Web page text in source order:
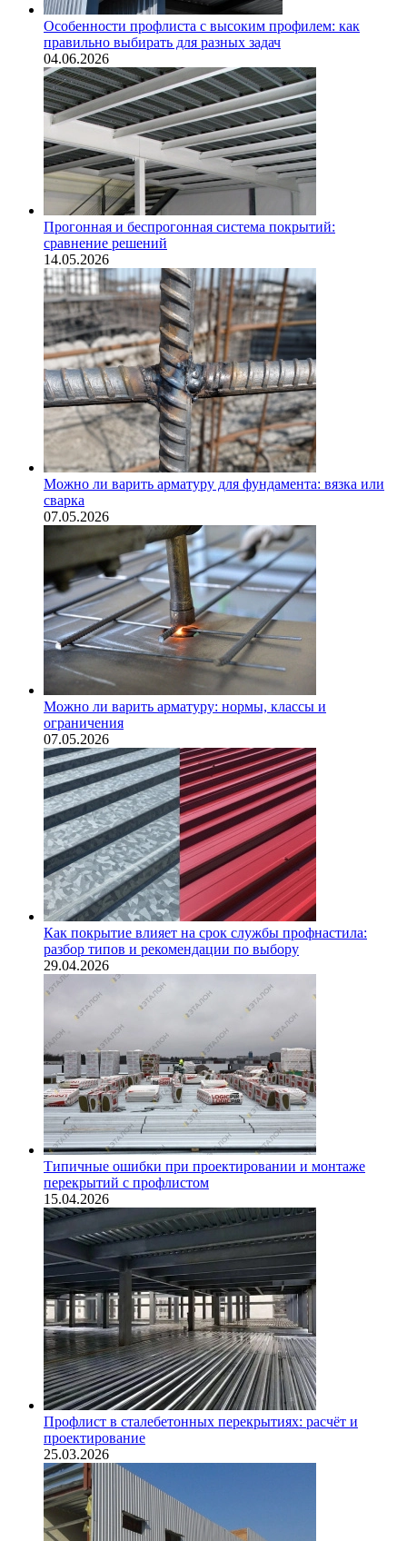
Особенности профлиста с высоким профилем: как
правильно выбирать для разных задач
04.06.2026
Прогонная и беспрогонная система покрытий:
сравнение решений
14.05.2026
Можно ли варить арматуру для фундамента: вязка или
сварка
07.05.2026
Можно ли варить арматуру: нормы, классы и
ограничения
07.05.2026
Как покрытие влияет на срок службы профнастила:
разбор типов и рекомендации по выбору
29.04.2026
Типичные ошибки при проектировании и монтаже
перекрытий с профлистом
15.04.2026
Профлист в сталебетонных перекрытиях: расчёт и
проектирование
25.03.2026